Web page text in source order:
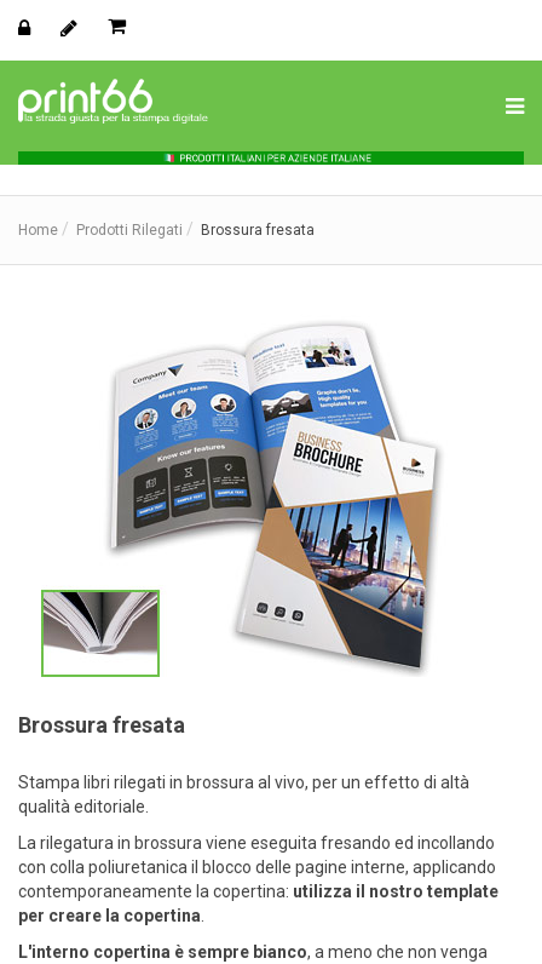
Home Prodotti Rilegati Brossura fresata
Brossura fresata
Stampa libri rilegati in brossura al vivo, per un effetto di altà
qualità editoriale.
La rilegatura in brossura viene eseguita fresando ed incollando
con colla poliuretanica il blocco delle pagine interne, applicando
contemporaneamente la copertina: utilizza il nostro template
per creare la copertina
L'interno copertina è sempre bianco, a meno che non venga